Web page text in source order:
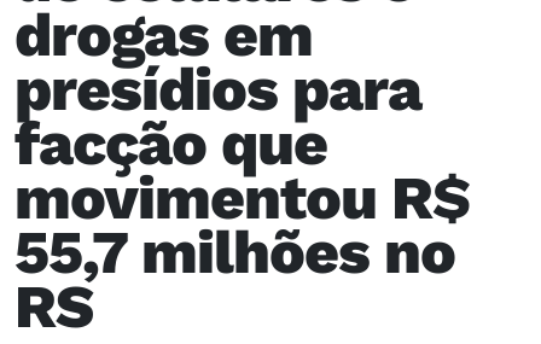
drogas em
presídios para
facção que
movimentou R$
55,7 milhões no
RS